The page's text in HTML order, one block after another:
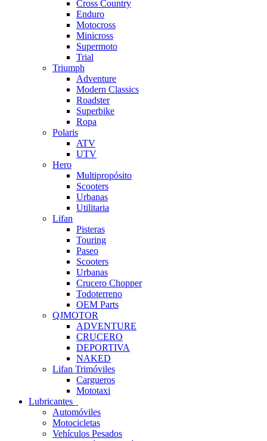
Cross Country
Enduro
Motocross
Minicross
Supermoto
Trial
Triumph
Adventure
Modern Classics
Roadster
Superbike
Ropa
Polaris
ATV
UTV
Hero
Multipropósito
Scooters
Urbanas
Utilitaria
Lifan
Pisteras
Touring
Paseo
Scooters
Urbanas
Crucero Chopper
Todoterreno
OEM Parts
QJMOTOR
ADVENTURE
CRUCERO
DEPORTIVA
NAKED
Lifan Trimóviles
Cargueros
Mototaxi
Lubricantes
Automóviles
Motocicletas
Vehículos Pesados